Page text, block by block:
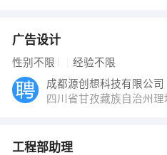
广告设计
性别不限 经验不限
成都源创想科技有限公司
四川省甘孜藏族自治州理
工程部助理